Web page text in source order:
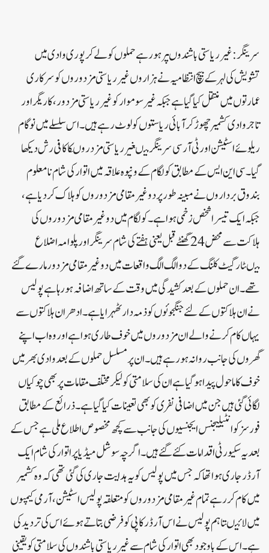
سر ینگر:غیر ریاستی باشندوںپر ہورہے حملوں کو لے کر پوری وادی میں
تشویش کی لہر کے بیچ انتظامیہ نے ہزاروں غیر ریاستی مزدوروں کو سرکاری
عمارتوں میں منتقل کیا گیاہے جبکہ غیر سوموار کوغیر ریاستی مزدور، کاریگر اور
تاجر وادی کشمیر چھوڑ کر آبائی ریاستوں کو لوٹ رہے ہیں ۔ اس سلسلے میں نوگام
ریلو ئے اسٹیشن اورٹی آ ر سی سرینگر میںغیر ریاستی مزدروںکا کافی رش دیکھا
گیا۔ سی این ایس کے مطابق کولگام کے ونپوہ علاقہ میں اتوار کی شام نامعلوم
بندوق برداروں نے مبینہ طور پر دو غیر مقامی مزدوروں کو ہلاک کردیا ہے،
جبکہ ایک تیسرا شخص زخمی ہوا ہے۔کولگام میں دو غیر مقامی مزدوروں کی
ہلاکت سے محض 24 گھنٹے قبل یعنی ہفتے کی شام سرینگر اور پلوامہ اضلاع
میںٹارگیٹ کلنگ کے دو الگ الگ واقعات میں دو غیر مقامی مزدور مارے گئے
تھے ۔ان حملوں کے بعدکشیدگی میں وقت کے ساتھ اضافہ ہو رہا ہے پولیس
نے ان ہلاکتوں کے لئے جنگجوئوں کو ذمہ دار ٹھہرایا ہے۔ادھران ہلاکتوں سے
یہاں کام کرنے والے ان مزدوروں میں خوف طاری ہوا ہے اور وہ اب اپنے
گھروں کی جانب روانہ ہو رہے ہیں۔ ان پر مسلسل حملوں کے بعد وادی بھر میں
خوف کا ماحول پیدا ہوگیا ہے ان کی سلامتی کو لیکرمختلف مقامات پر بھی چوکیاں
لگائی گئی ہیں جن میں اضافی نفری کو بھی تعینات کیا گیا ہے۔ذرائع کے مطابق
فورسز کو انٹیلیجنس ایجنسیوں کی جانب سے کچھ مخصوص اطلاع ملی ہے جس کے
بعد یہ سکیورٹی اقدامات کئے گئے ہیں۔ اگر چہ سوشل میڈیا پر اتوار کی شام ایک
آر ڈر جاری ہوا تھا کہ جس میں پولیس کو یہ ہدایت جاری کی گئی تھی کہ وہ کشمیر
میں کام کر رہے تمام غیر مقامی مزدوروں کو متعلقہ پولیس اسٹیشن، آرمی کیمپوں
میں لائیںتاہم پولیس نے اس آرڈر کاپی کو فرضی بتاتے ہوئے اس کی تردید کی
ہے۔ اس کے باوجود بھی اتوار کی شام سے غیر ریاستی باشندوں کی سلامتی کو یقینی